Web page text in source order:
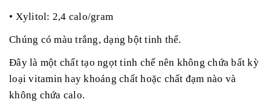
• Xylitol: 2,4 calo/gram
Chúng có màu trắng, dạng bột tinh thể.
Đây là một chất tạo ngọt tinh chế nên không chứa bất kỳ
loại vitamin hay khoáng chất hoặc chất đạm nào và
không chứa calo.